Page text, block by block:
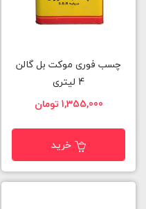
چسب فوری موکت بل گالن
4 لیتری
1,355,000 تومان
خرید